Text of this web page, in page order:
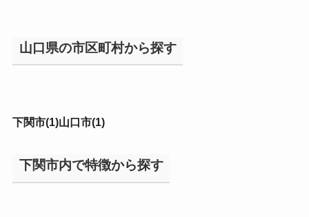
山口県の市区町村から探す
下関市(1)山口市(1)
下関市内で特徴から探す